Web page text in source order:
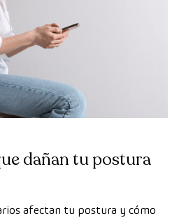
dañan tu postura
afectan tu postura y cómo